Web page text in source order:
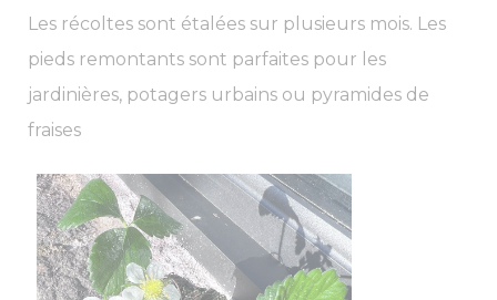
Les récoltes sont étalées sur plusieurs mois. Les
pieds remontants sont parfaites pour les
jardinières, potagers urbains ou pyramides de
fraises